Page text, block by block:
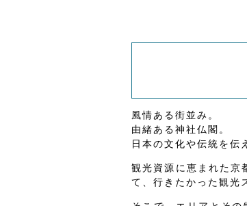
風情ある街並み。
由緒ある神社仏閣。
日本の文化や伝統を伝
観光資源に恵まれた京
て、行きたかった観光